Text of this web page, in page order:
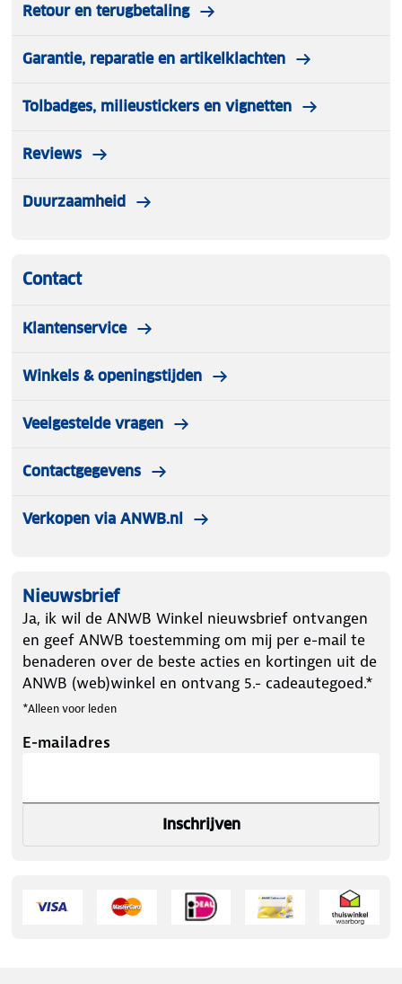
Retour en terugbetaling
Garantie, reparatie en artikelklachten
Tolbadges, milieustickers en vignetten
Reviews
Duurzaamheid
Contact
Klantenservice
Winkels & openingstijden
Veelgestelde vragen
Contactgegevens
Verkopen via ANWB.nl
Nieuwsbrief
Ja, ik wil de ANWB Winkel nieuwsbrief ontvangen
en geef ANWB toestemming om mij per e-mail te
benaderen over de beste acties en kortingen uit de
ANWB (web)winkel en ontvang 5.- cadeautegoed.*
*Alleen voor leden
E-mailadres
Inschrijven